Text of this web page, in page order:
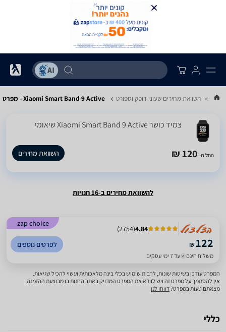
... השוואת מחירים שעוני דופק וספורט Xiaomi Smart Band 9 Active - מפרט
‏צמיד כושר Xiaomi Smart Band 9 Active שיאומי
החל מ- 120 ₪ השוואת מחירים
להשוואת מחירים ב-16 חנויות
zap choice
4.84
(
2754
)
₪122
משלוח חינם עד 7 ימי עסקים
לפרטים נוספים
המפרט עודכן בשיטות שונות, לרבות שימוש בכלי בינה מלאכותית ועשוי להכיל שגיאות.
אין להסתמך על מפרט זה ויש לוודא את המפרט המדויק באתר החנות בו מבוצעת ההזמנה.
מצאתם טעות במפרט?דווחו לנו
כללי